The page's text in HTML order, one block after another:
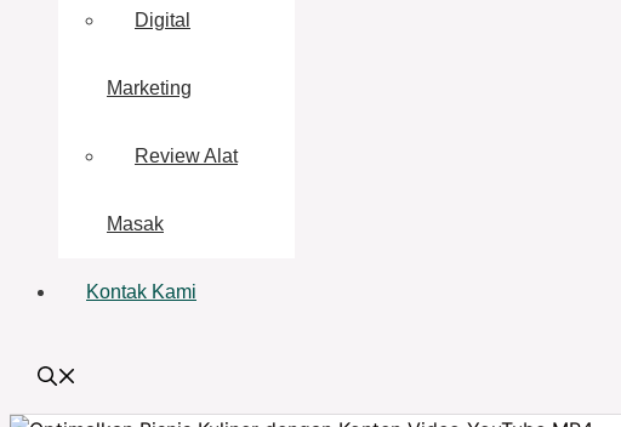
Digital
Marketing
Review Alat
Masak
Kontak Kami